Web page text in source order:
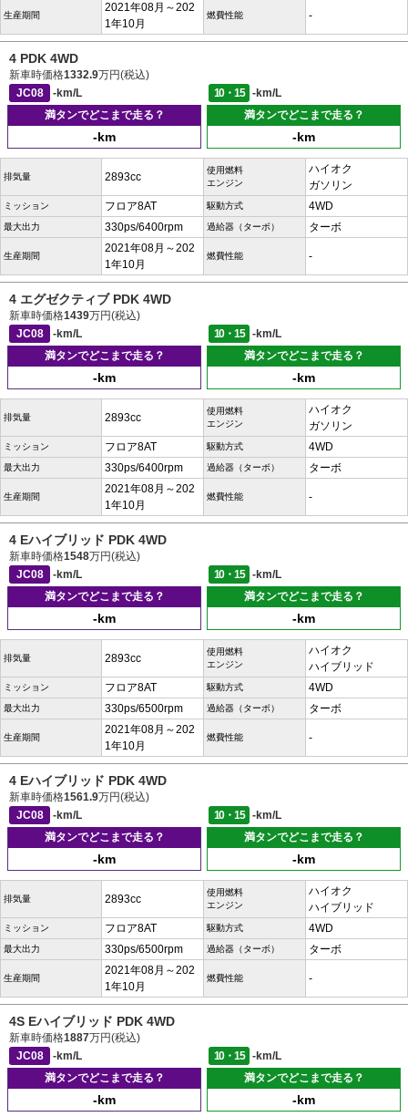
生産期間
2021年08月～202
1年10月
燃費性能 -
4 PDK 4WD
新車時価格1332.9万円(税込)
JC08
-km/L 10・15
-km/L
満タンでどこまで走る？
-km
満タンでどこまで走る？
-km
排気量 2893cc
使用燃料
エンジン
ハイオク
ガソリン
ミッション フロア8AT 駆動方式 4WD
最大出力 330ps/6400rpm 過給器（ターボ） ターボ
生産期間
2021年08月～202
1年10月
燃費性能 -
4 エグゼクティブ PDK 4WD
新車時価格1439万円(税込)
JC08
-km/L 10・15
-km/L
満タンでどこまで走る？
-km
満タンでどこまで走る？
-km
排気量 2893cc
使用燃料
エンジン
ハイオク
ガソリン
ミッション フロア8AT 駆動方式 4WD
最大出力 330ps/6400rpm 過給器（ターボ） ターボ
生産期間
2021年08月～202
1年10月
燃費性能 -
4 Eハイブリッド PDK 4WD
新車時価格1548万円(税込)
JC08
-km/L 10・15
-km/L
満タンでどこまで走る？
-km
満タンでどこまで走る？
-km
排気量 2893cc
使用燃料
エンジン
ハイオク
ハイブリッド
ミッション フロア8AT 駆動方式 4WD
最大出力 330ps/6500rpm 過給器（ターボ） ターボ
生産期間
2021年08月～202
1年10月
燃費性能 -
4 Eハイブリッド PDK 4WD
新車時価格1561.9万円(税込)
JC08
-km/L 10・15
-km/L
満タンでどこまで走る？
-km
満タンでどこまで走る？
-km
排気量 2893cc
使用燃料
エンジン
ハイオク
ハイブリッド
ミッション フロア8AT 駆動方式 4WD
最大出力 330ps/6500rpm 過給器（ターボ） ターボ
生産期間
2021年08月～202
1年10月
燃費性能 -
4S Eハイブリッド PDK 4WD
新車時価格1887万円(税込)
JC08
-km/L 10・15
-km/L
満タンでどこまで走る？
-km
満タンでどこまで走る？
-km